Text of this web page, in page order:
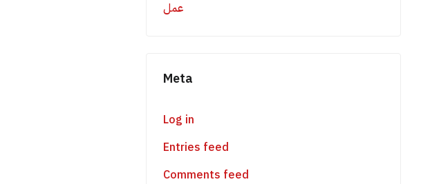
عمل
Meta
Log in
Entries feed
Comments feed